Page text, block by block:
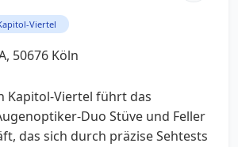
Viertel
50676 Köln
Kapitol-Viertel führt das
Duo Stüve und Feller
das sich durch präzise Sehtests